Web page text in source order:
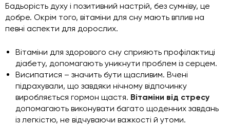
Бадьорість духу і позитивний настрій, без сумніву, це
добре. Окрім того, вітаміни для сну мають вплив на
певні аспекти для дорослих.
Вітаміни для здорового сну сприяють профілактиці
діабету, допомагають уникнути проблем із серцем.
Висипатися – значить бути щасливим. Вчені
підрахували, що завдяки нічному відпочинку
виробляється гормон щастя. Вітаміни від стресу
допомагають виконувати багато щоденних завдань
із легкістю, не відчуваючи важкості й утоми.